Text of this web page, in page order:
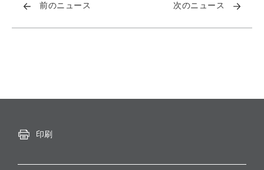
前のニュース 次のニュース
印刷